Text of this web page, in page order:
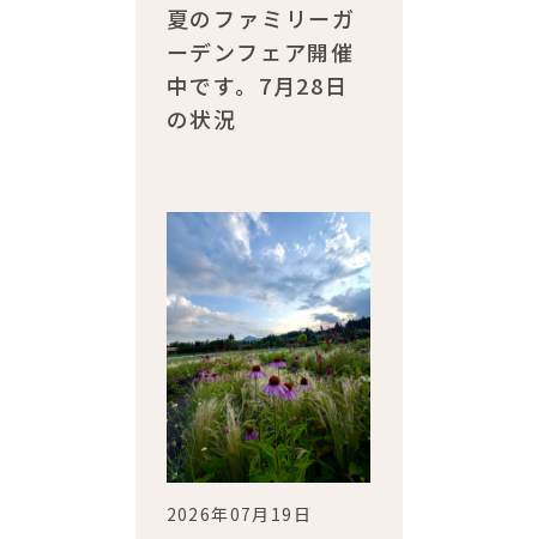
夏のファミリーガ
ーデンフェア開催
中です。7月28日
の状況
2026年07月19日